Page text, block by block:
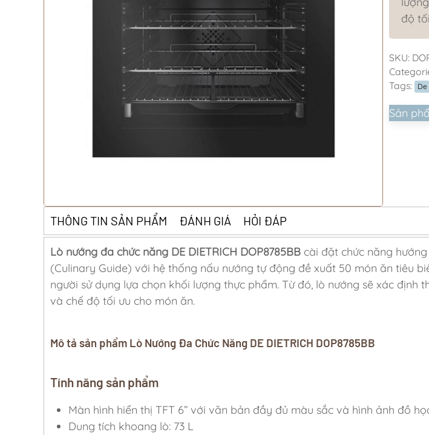
độ
SKU:
Tags:
Sản
THÔNG TIN SẢN PHẨM ĐÁNH GIÁ HỎI ĐÁP
Lò nướng đa chức năng DE DIETRICH DOP8785BB cài đặt chức năng
(Culinary Guide) với hệ thống nấu nướng tự động đề xuất 50 món ăn tiêu
người sử dụng lựa chọn khối lượng thực phẩm. Từ đó, lò nướng sẽ xác định
và chế độ tối ưu cho món ăn.
Mô tả sản phẩm Lò Nướng Đa Chức Năng DE DIETRICH DOP8785BB
Tính năng sản phẩm
Màn hình hiển thị TFT 6’’ với văn bản đầy đủ màu sắc và hình ảnh đồ
Dung tích khoang lò: 73 L